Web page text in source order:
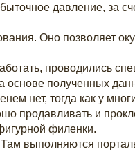
давление, за
Оно позволяет
проводились
основе полученных
нет, тогда как у
продавливать и
филенки.
Там выполняются